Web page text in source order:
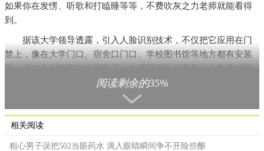
如果你在发愣、听歌和打瞌睡等等，不费吹灰之力老师就能看得
到。
据该大学领导透露，引入人脸识别技术，不仅把它应用在门
禁上，像在大学门口、宿舍口门口、学校图书馆等地方都有安装
了，还在个别教室中也安装了，主要是用来记录学生出勤情况和
大学主任许建真称，引入这项技术，只要在后台数据库中录
入学生和老师的相关资料后，门禁就会自动识别人脸，只需一
秒“刷脸”，就能轻松出入校园，相较于传统的门禁，不仅便捷安
全性能更得到保障。
阅读剩余的35%
相关阅读
粗心男子误把502当眼药水 滴入眼睛瞬间争不开险些酿